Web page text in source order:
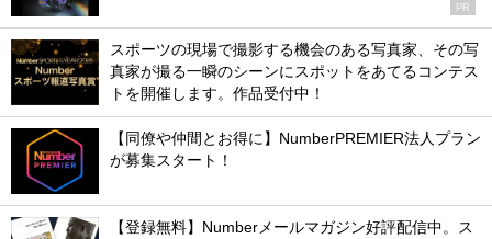
PR
スポーツの現場で撮影する機会のある写真家、その写
真家が撮る一瞬のシーンにスポットをあてるコンテス
トを開催します。作品受付中！
【同僚や仲間とお得に】NumberPREMIER法人プラン
が募集スタート！
【登録無料】Numberメールマガジン好評配信中。ス